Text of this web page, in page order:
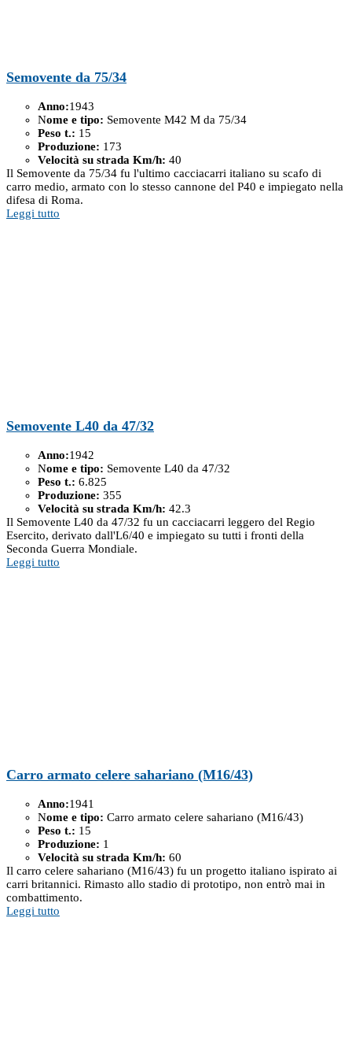
Semovente da 75/34
Anno:1943
Nome e tipo: Semovente M42 M da 75/34
Peso t.: 15
Produzione: 173
Velocità su strada Km/h: 40
Il Semovente da 75/34 fu l'ultimo cacciacarri italiano su scafo di
carro medio, armato con lo stesso cannone del P40 e impiegato nella
difesa di Roma.
Leggi tutto
Semovente L40 da 47/32
Anno:1942
Nome e tipo: Semovente L40 da 47/32
Peso t.: 6.825
Produzione: 355
Velocità su strada Km/h: 42.3
Il Semovente L40 da 47/32 fu un cacciacarri leggero del Regio
Esercito, derivato dall'L6/40 e impiegato su tutti i fronti della
Seconda Guerra Mondiale.
Leggi tutto
Carro armato celere sahariano (M16/43)
Anno:1941
Nome e tipo: Carro armato celere sahariano (M16/43)
Peso t.: 15
Produzione: 1
Velocità su strada Km/h: 60
Il carro celere sahariano (M16/43) fu un progetto italiano ispirato ai
carri britannici. Rimasto allo stadio di prototipo, non entrò mai in
combattimento.
Leggi tutto